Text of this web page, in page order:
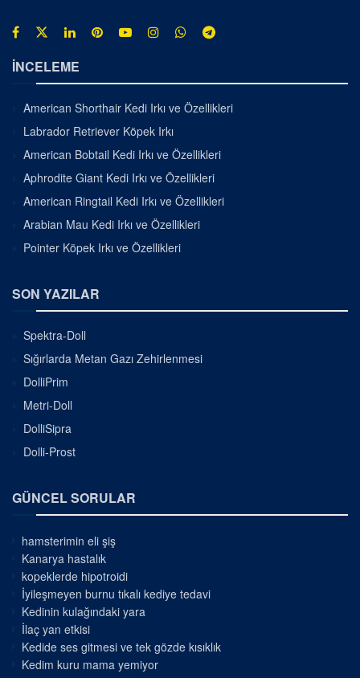
İNCELEME
American Shorthair Kedi Irkı ve Özellikleri
Labrador Retriever Köpek Irkı
American Bobtail Kedi Irkı ve Özellikleri
Aphrodite Giant Kedi Irkı ve Özellikleri
American Ringtail Kedi Irkı ve Özellikleri
Arabian Mau Kedi Irkı ve Özellikleri
Pointer Köpek Irkı ve Özellikleri
SON YAZILAR
Spektra-Doll
Sığırlarda Metan Gazı Zehirlenmesi
DolliPrim
Metri-Doll
DolliSipra
Dolli-Prost
GÜNCEL SORULAR
hamsterimin eli şiş
Kanarya hastalık
kopeklerde hipotroidi
İyileşmeyen burnu tıkalı kediye tedavi
Kedinin kulağındaki yara
İlaç yan etkisi
Kedide ses gitmesi ve tek gözde kısıklık
Kedim kuru mama yemiyor